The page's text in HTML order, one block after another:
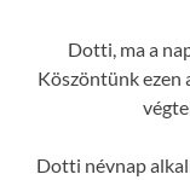
Dotti, ma a
Köszöntünk ezen
Dotti névnap